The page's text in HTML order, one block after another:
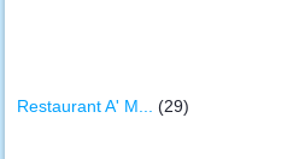
Restaurant A' M... (29)